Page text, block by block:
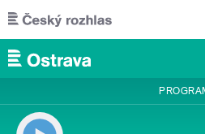
Přejít k hlavnímu obsahu